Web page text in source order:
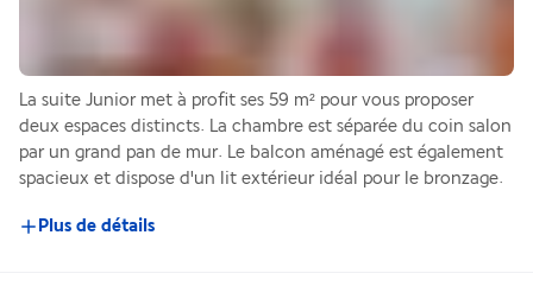
La suite Junior met à profit ses 59 m² pour vous proposer
deux espaces distincts. La chambre est séparée du coin salon
par un grand pan de mur. Le balcon aménagé est également
spacieux et dispose d'un lit extérieur idéal pour le bronzage.
Plus de détails